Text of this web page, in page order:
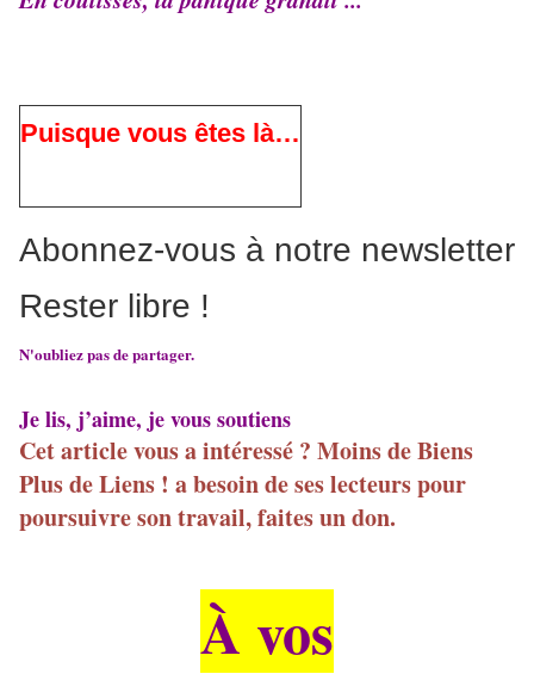
Puisque vous êtes là…
Abonnez-vous à notre newsletter
Rester libre !
N'oubliez pas de partager.
Je lis, j’aime, je vous soutiens
Cet article vous a intéressé ? Moins de Biens
Plus de Liens ! a besoin de ses lecteurs pour
poursuivre son travail, faites un don.
À vos